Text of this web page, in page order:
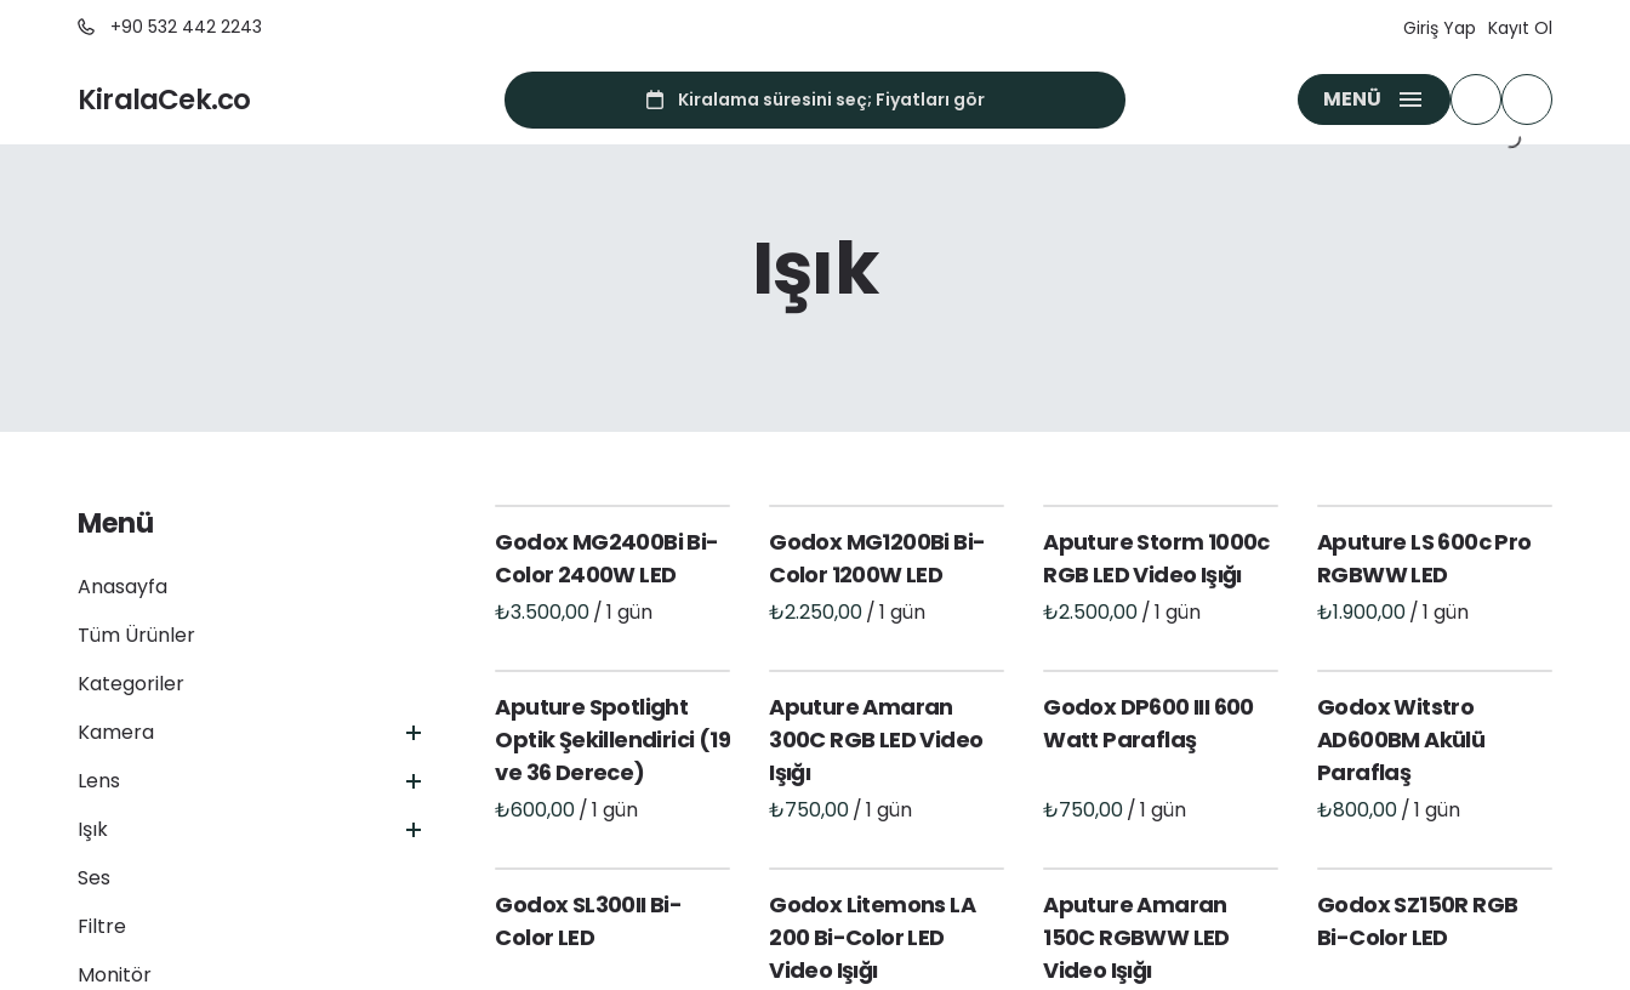
+90 532 442 2243 Giriş Yap Kayıt Ol
KiralaCek.co MENÜ
Işık
Menü
Anasayfa
Tüm Ürünler
Kategoriler
Kamera
Lens
Işık
Ses
Filtre
Monitör
Godox MG2400Bi Bi-
Color 2400W LED
/
Godox MG1200Bi Bi-
Color 1200W LED
/
Aputure Storm 1000c
RGB LED Video Işığı
/
Aputure LS 600c Pro
RGBWW LED
/
Aputure Spotlight
Optik Şekillendirici (19
ve 36 Derece)
/
Aputure Amaran
300C RGB LED Video
Işığı
/
Godox DP600 III 600
Watt Paraflaş
/
Godox Witstro
AD600BM Akülü
Paraflaş
/
Godox SL300II Bi-
Color LED
Godox Litemons LA
200 Bi-Color LED
Video Işığı
Aputure Amaran
150C RGBWW LED
Video Işığı
Godox SZ150R RGB
Bi-Color LED